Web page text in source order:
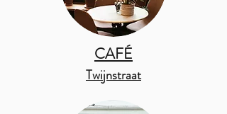
CAFÉ
Twijnstraat